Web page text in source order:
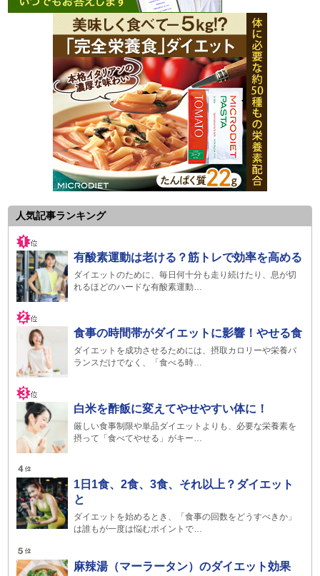
人気記事ランキング
有酸素運動は老ける？筋トレで効率を高める
ダイエットのために、毎日何十分も走り続けたり、息が切
れるほどのハードな有酸素運動…
食事の時間帯がダイエットに影響！やせる食
ダイエットを成功させるためには、摂取カロリーや栄養バ
ランスだけでなく、「食べる時…
白米を酢飯に変えてやせやすい体に！
厳しい食事制限や単品ダイエットよりも、必要な栄養素を
摂って「食べてやせる」がキー…
1日1食、2食、3食、それ以上？ダイエット
と
ダイエットを始めるとき、「食事の回数をどうすべきか」
は誰もが一度は悩むポイントで…
麻辣湯（マーラータン）のダイエット効果